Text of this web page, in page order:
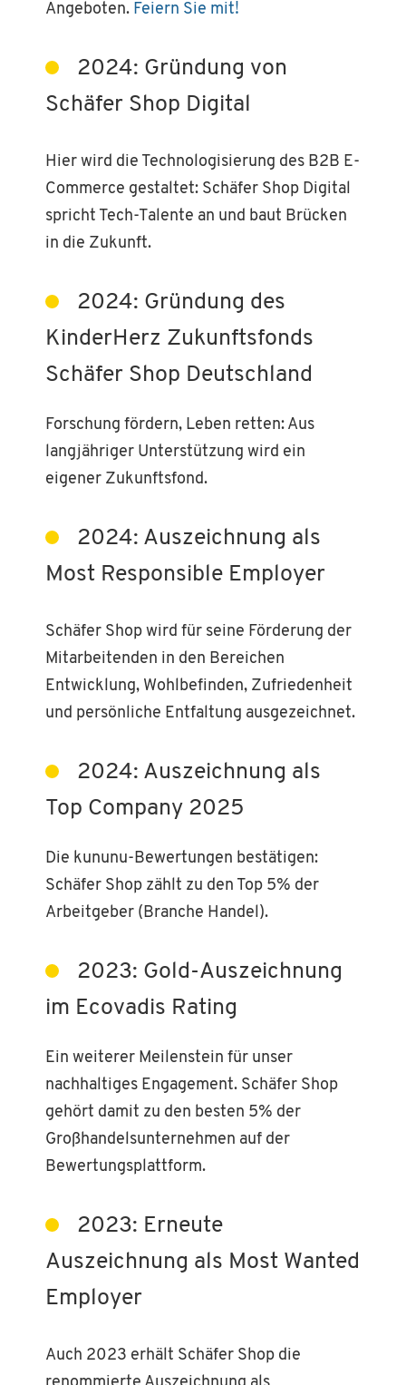
Angeboten. Feiern Sie mit!
2024: Gründung von
Schäfer Shop Digital
Hier wird die Technologisierung des B2B E-
Commerce gestaltet: Schäfer Shop Digital
spricht Tech-Talente an und baut Brücken
in die Zukunft.
2024: Gründung des
KinderHerz Zukunftsfonds
Schäfer Shop Deutschland
Forschung fördern, Leben retten: Aus
langjähriger Unterstützung wird ein
eigener Zukunftsfond.
2024: Auszeichnung als
Most Responsible Employer
Schäfer Shop wird für seine Förderung der
Mitarbeitenden in den Bereichen
Entwicklung, Wohlbefinden, Zufriedenheit
und persönliche Entfaltung ausgezeichnet.
2024: Auszeichnung als
Top Company 2025
Die kununu-Bewertungen bestätigen:
Schäfer Shop zählt zu den Top 5% der
Arbeitgeber (Branche Handel).
2023: Gold-Auszeichnung
im Ecovadis Rating
Ein weiterer Meilenstein für unser
nachhaltiges Engagement. Schäfer Shop
gehört damit zu den besten 5% der
Großhandelsunternehmen auf der
Bewertungsplattform.
2023: Erneute
Auszeichnung als Most Wanted
Employer
Auch 2023 erhält Schäfer Shop die